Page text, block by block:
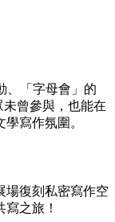
、「字母會」的
曾參與，也能在
寫作氛圍。
場復刻私密寫作空
之旅！